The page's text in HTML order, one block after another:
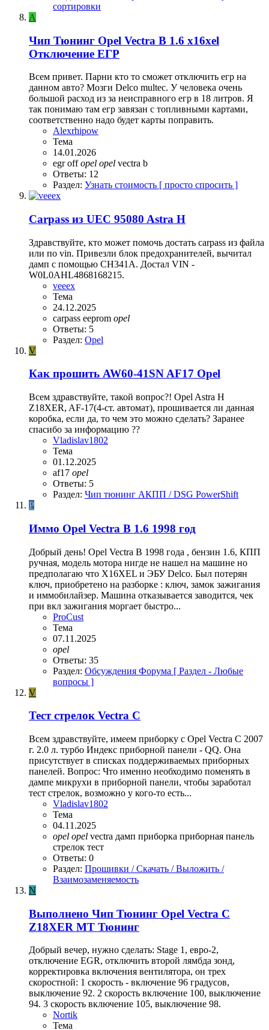
сортировки
A
Чип Тюнинг Opel Vectra B 1.6 x16xel
Отключение ЕГР
Всем привет. Парни кто то сможет отключить егр на
данном авто? Мозги Delco multec. У человека очень
большой расход из за неисправного егр в 18 литров. Я
так понимаю там егр завязан с топливными картами,
соответственно надо будет карты поправить.
Alexrhipow
Тема
14.01.2026
egr offopel opel vectra b
Ответы: 12
Раздел: Узнать стоимость [ просто спросить ]
Carpass из UEC 95080 Astra H
Здравствуйте, кто может помочь достать carpass из файла
или по vin. Привезли блок предохранителей, вычитал
дамп с помощью CH341A. Достал VIN -
W0L0AHL4868168215.
veeex
Тема
24.12.2025
carpass eeprom opel
Ответы: 5
Раздел: Opel
V
Как прошить AW60-41SN AF17 Opel
Всем здравствуйте, такой вопрос?! Opel Astra H
Z18XER, AF-17(4-ст. автомат), прошивается ли данная
коробка, если да, то чем это можно сделать? Заранее
спасибо за информацию ??
Vladislav1802
Тема
01.12.2025
af17 opel
Ответы: 5
Раздел: Чип тюнинг АКПП / DSG PowerShift
P
Иммо Opel Vectra B 1.6 1998 год
Добрый день! Opel Vectra B 1998 года , бензин 1.6, КПП
ручная, модель мотора нигде не нашел на машине но
предполагаю что X16XEL и ЭБУ Delco. Был потерян
ключ, приобретено на разборке : ключ, замок зажигания
и иммобилайзер. Машина отказывается заводится, чек
при вкл зажигания моргает быстро...
ProCust
Тема
07.11.2025
opel
Ответы: 35
Раздел: Обсуждения Форума [ Раздел - Любые
вопросы ]
V
Тест стрелок Vectra C
Всем здравствуйте, имеем приборку с Opel Vectra C 2007
г. 2.0 л. турбо Индекс приборной панели - QQ. Она
присутствует в списках поддерживаемых приборных
панелей. Вопрос: Что именно необходимо поменять в
дампе микрухи в приборной панели, чтобы заработал
тест стрелок, возможно у кого-то есть...
Vladislav1802
Тема
04.11.2025
opel opel vectra дамп приборка приборная панель
стрелок тест
Ответы: 0
Раздел: Прошивки / Скачать / Выложить /
Взаимозаменяемость
N
Выполнено Чип Тюнинг Opel Vectra C
Z18XER MT Тюнинг
Добрый вечер, нужно сделать: Stage 1, евро-2,
отключение EGR, отключить второй лямбда зонд,
корректировка включения вентилятора, он трех
скоростной: 1 скорость - включение 96 градусов,
выключение 92. 2 скорость включение 100, выключение
94. 3 скорость включение 105, выключение 98.
Nortik
Тема